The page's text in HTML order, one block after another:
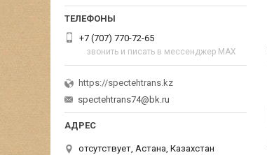
+7 (707) 770-72-65
звонить и писать в мессенджер MAX
https://spectehtrans.kz
spectehtrans74@bk.ru
отсутствует, Астана, Казахстан